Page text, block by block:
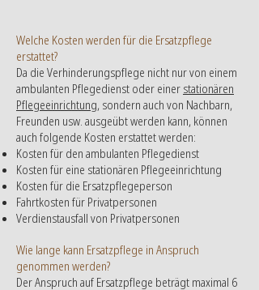
Welche Kosten werden für die Ersatzpflege
erstattet?
Da die Verhinderungspflege nicht nur von einem
ambulanten Pflegedienst oder einer stationären
Pflegeeinrichtung, sondern auch von Nachbarn,
Freunden usw. ausgeübt werden kann, können
auch folgende Kosten erstattet werden:
Kosten für den ambulanten Pflegedienst
Kosten für eine stationären Pflegeeinrichtung
Kosten für die Ersatzpflegeperson
Fahrtkosten für Privatpersonen
Verdienstausfall von Privatpersonen
Wie lange kann Ersatzpflege in Anspruch
genommen werden?
Der Anspruch auf Ersatzpflege beträgt maximal 6